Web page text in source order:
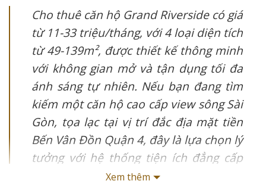
Cho thuê căn hộ Grand Riverside có giá
từ 11-33 triệu/tháng, với 4 loại diện tích
từ 49-139m², được thiết kế thông minh
với không gian mở và tận dụng tối đa
ánh sáng tự nhiên. Nếu bạn đang tìm
kiếm một căn hộ cao cấp view sông Sài
Gòn, tọa lạc tại vị trí đắc địa mặt tiền
Bến Vân Đồn Quận 4, đây là lựa chọn lý
tưởng với hệ thống tiện ích đẳng cấp
như hồ bơi, phòng gym, khu BBQ.
Xem thêm